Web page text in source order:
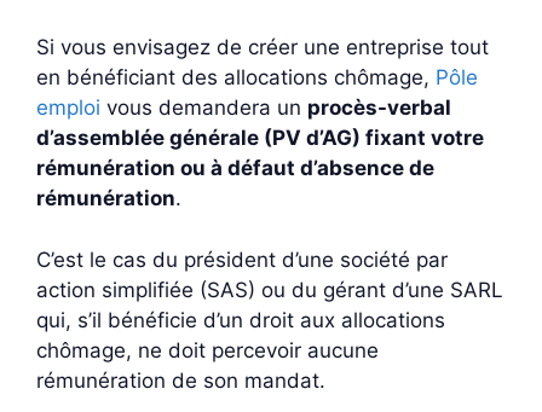
Si vous envisagez de créer une entreprise tout
en bénéficiant des allocations chômage, Pôle
emploi vous demandera un procès-verbal
d’assemblée générale (PV d’AG) fixant votre
rémunération ou à défaut d’absence de
rémunération.
C’est le cas du président d’une société par
action simplifiée (SAS) ou du gérant d’une SARL
qui, s’il bénéficie d’un droit aux allocations
chômage, ne doit percevoir aucune
rémunération de son mandat.